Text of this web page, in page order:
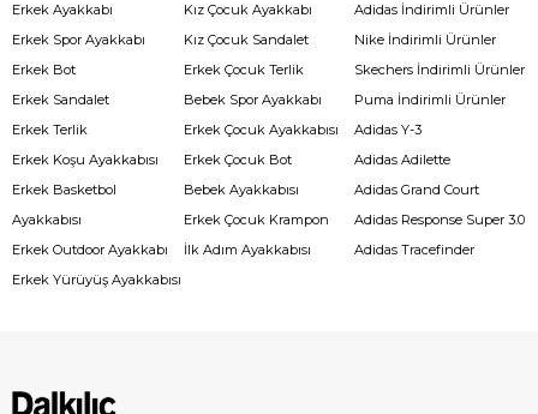
Erkek Ayakkabı
Erkek Spor Ayakkabı
Erkek Bot
Erkek Sandalet
Erkek Terlik
Erkek Koşu Ayakkabısı
Erkek Basketbol
Ayakkabısı
Erkek Outdoor Ayakkabı
Erkek Yürüyüş Ayakkabısı
Kız Çocuk Ayakkabı
Kız Çocuk Sandalet
Erkek Çocuk Terlik
Bebek Spor Ayakkabı
Erkek Çocuk Ayakkabısı
Erkek Çocuk Bot
Bebek Ayakkabısı
Erkek Çocuk Krampon
İlk Adım Ayakkabısı
Adidas İndirimli Ürünler
Nike İndirimli Ürünler
Skechers İndirimli Ürünler
Puma İndirimli Ürünler
Adidas Y-3
Adidas Adilette
Adidas Grand Court
Adidas Response Super 3.0
Adidas Tracefinder